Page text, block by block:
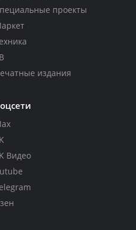
проекты
издания
Видео